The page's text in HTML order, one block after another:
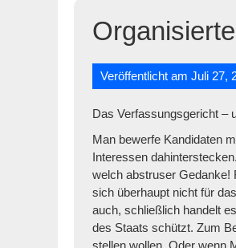
Veröffentlicht amJuli 27,
Das Verfassungsgericht –
Man bewerfe Kandidaten
Interessen
welch abstruser Gedanke!
sich überhaupt nicht für
auch, schließlich handelt
des Staats schützt. Zum
stellen wollen. Oder wenn